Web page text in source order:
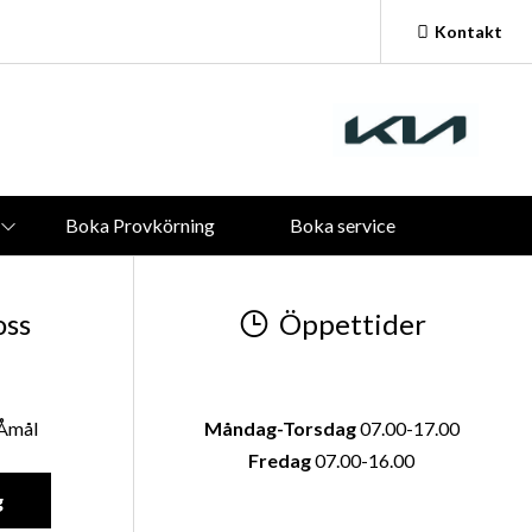
Kontakt
Boka Provkörning Boka service
09.00 - 18.00
Lördagar och Söndagar:Stängt
Öppettider
Måndag-Torsdag07.00-17.00
Fredag07.00-16.00